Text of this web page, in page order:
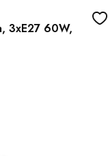
3xE27 60W,